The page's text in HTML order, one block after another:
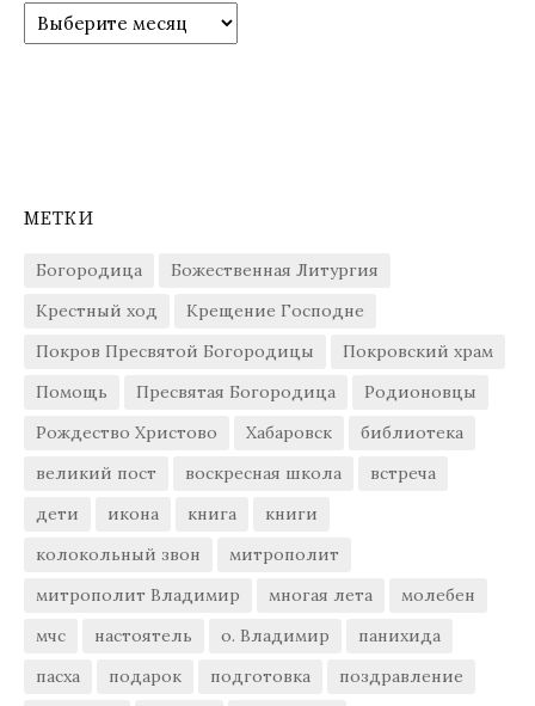
Архивы
МЕТКИ
Богородица
Божественная Литургия
Крестный ход
Крещение Господне
Покров Пресвятой Богородицы
Покровский храм
Помощь
Пресвятая Богородица
Родионовцы
Рождество Христово
Хабаровск
библиотека
великий пост
воскресная школа
встреча
дети
икона книга
книги
колокольный звон
митрополит
митрополит Владимир
многая лета
молебен
мчс
настоятель о. Владимир
панихида
пасха
подарок подготовка поздравление